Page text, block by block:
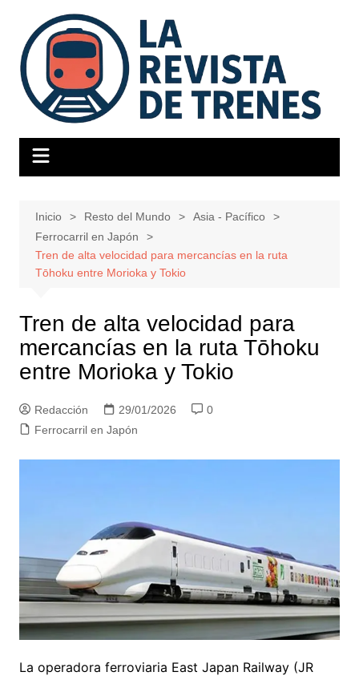
contenido
Inicio Resto del Mundo
Asia - Pacífico
Ferrocarril en Japón
Tren de alta velocidad para mercancías en la ruta
Tōhoku entre Morioka y Tokio
Tren de alta velocidad para
mercancías en la ruta Tōhoku
entre Morioka y Tokio
Redacción 29/01/2026
0
Ferrocarril en Japón
La operadora ferroviaria East Japan Railway (JR